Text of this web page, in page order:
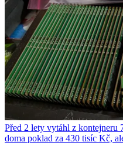
Před 2 lety vytáhl z kontejneru
doma poklad za 430 tisíc Kč,